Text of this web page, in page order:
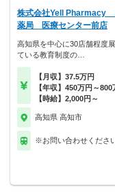
株式会社Yell Pharmacy
薬局 医療センター前店
高知県を中心に30店舗程度
ている教育制度の…
【月収】37.5万円
【年収】450万円～800
【時給】2,000円～
高知県 高知市
※お問い合わせくださ